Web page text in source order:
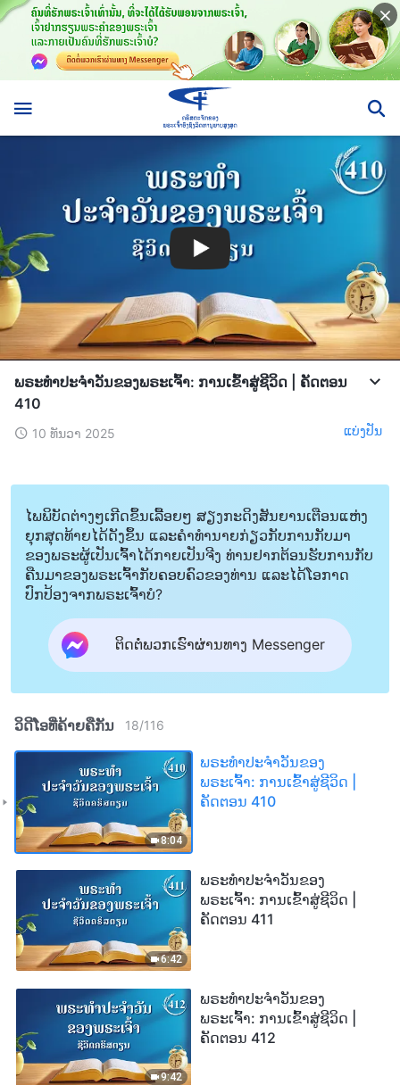
ພຣະທຳປະຈຳວັນຂອງພຣະເຈົ້າ: ການເຂົ້າສູ່ຊີວິດ | ຄັດຕອນ
410
10 ທັນວາ 2025 ແບ່ງປັນ
ໄພພິບັດຕ່າງໆເກີດຂຶ້ນເລື້ອຍໆ ສຽງກະດິງສັນຍານເຕືອນແຫ່ງ
ຍຸກສຸດທ້າຍໄດ້ດັງຂຶ້ນ ແລະຄໍາທໍານາຍກ່ຽວກັບການກັບມາ
ຂອງພຣະຜູ້ເປັນເຈົ້າໄດ້ກາຍເປັນຈີງ ທ່ານຢາກຕ້ອນຮັບການກັບ
ຄືນມາຂອງພຣະເຈົ້າກັບຄອບຄົວຂອງທ່ານ ແລະໄດ້ໂອກາດ
ປົກປ້ອງຈາກພຣະເຈົ້າບໍ?
ຕິດຕໍ່ພວກເຮົາຜ່ານທາງ Messenger
ວິດີໂອທີ່ຄ້າຍຄືກັນ 18/116
8:04
ພຣະທຳປະຈຳວັນຂອງ
ພຣະເຈົ້າ: ການເຂົ້າສູ່ຊີວິດ |
ຄັດຕອນ 410
6:42
ພຣະທຳປະຈຳວັນຂອງ
ພຣະເຈົ້າ: ການເຂົ້າສູ່ຊີວິດ |
ຄັດຕອນ 411
9:42
ພຣະທຳປະຈຳວັນຂອງ
ພຣະເຈົ້າ: ການເຂົ້າສູ່ຊີວິດ |
ຄັດຕອນ 412